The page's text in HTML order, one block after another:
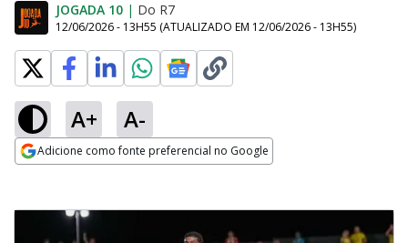
JOGADA 10 | Do R7
12/06/2026 - 13H55 (ATUALIZADO EM 12/06/2026 - 13H55)
A+ A-
Adicione como fonte preferencial no Google